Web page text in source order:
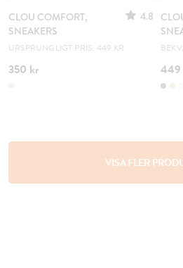
CLOU COMFORT,
SNEAKERS
4.8
URSPRUNGLIGT PRIS: 449 KR
350 kr 449
VISA FLER